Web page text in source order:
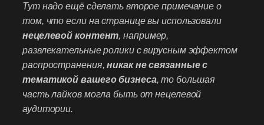
Тут надо ещё сделать второе примечание о
том, что если на странице вы использовали
нецелевой контент, например,
развлекательные ролики с вирусным эффектом
распространения,никак не связанные с
тематикой вашего бизнеса, то большая
часть лайков могла быть от нецелевой
аудитории.